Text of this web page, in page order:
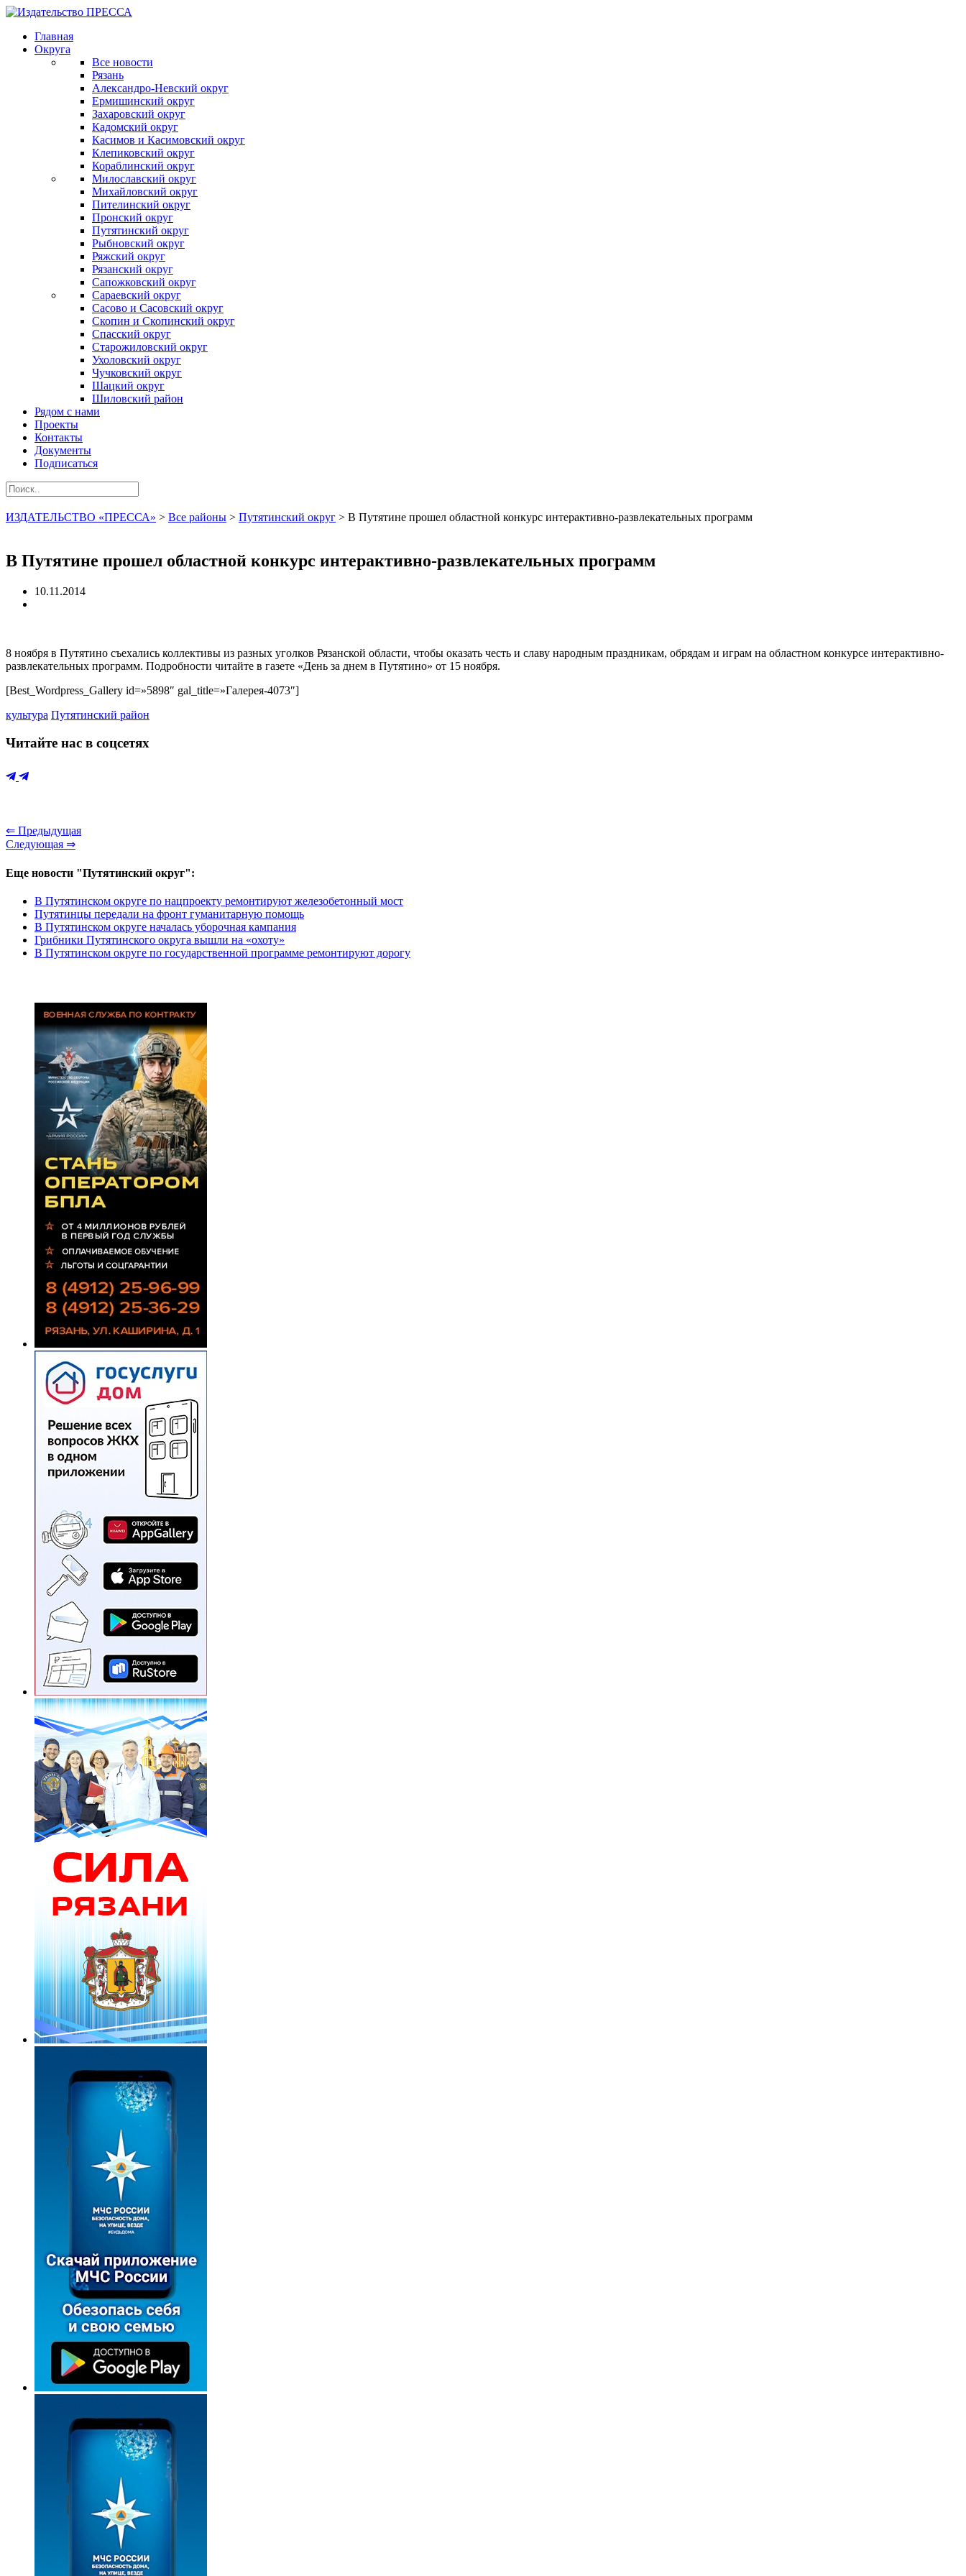
Главная
Округа
Все новости
Рязань
Александро-Невский округ
Ермишинский округ
Захаровский округ
Кадомский округ
Касимов и Касимовский округ
Клепиковский округ
Кораблинский округ
Милославский округ
Михайловский округ
Пителинский округ
Пронский округ
Путятинский округ
Рыбновский округ
Ряжский округ
Рязанский округ
Сапожковский округ
Сараевский округ
Сасово и Сасовский округ
Скопин и Скопинский округ
Спасский округ
Старожиловский округ
Ухоловский округ
Чучковский округ
Шацкий округ
Шиловский район
Рядом с нами
Проекты
Контакты
Документы
Подписаться
ИЗДАТЕЛЬСТВО «ПРЕССА» > Все районы > Путятинский округ > В Путятине прошел областной конкурс интерактивно-развлекательных программ
В Путятине прошел областной конкурс интерактивно-развлекательных программ
10.11.2014
8 ноября в Путятино съехались коллективы из разных уголков Рязанской области, чтобы оказать честь и славу народным праздникам, обрядам и играм на областном конкурсе интерактивно-
развлекательных программ. Подробности читайте в газете «День за днем в Путятино» от 15 ноября.
[Best_Wordpress_Gallery id=»5898″ gal_title=»Галерея-4073″]
культура Путятинский район
Читайте нас в соцсетях
⇐ Предыдущая
Следующая ⇒
Еще новости "Путятинский округ":
В Путятинском округе по нацпроекту ремонтируют железобетонный мост
Путятинцы передали на фронт гуманитарную помощь
В Путятинском округе началась уборочная кампания
Грибники Путятинского округа вышли на «охоту»
В Путятинском округе по государственной программе ремонтируют дорогу